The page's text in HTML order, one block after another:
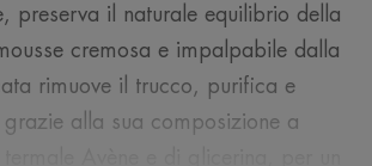
preserva il naturale equilibrio della
cremosa e impalpabile dalla
rimuove il trucco, purifica e
grazie alla sua composizione a